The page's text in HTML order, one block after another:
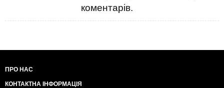
коментарів.
ПРО НАС
КОНТАКТНА ІНФОРМАЦІЯ